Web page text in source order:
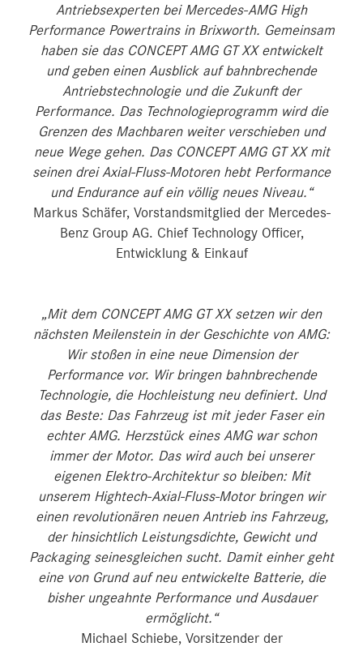
Antriebsexperten bei Mercedes‑AMG High
Performance Powertrains in Brixworth. Gemeinsam
haben sie das CONCEPT AMG GT XX entwickelt
und geben einen Ausblick auf bahnbrechende
Antriebstechnologie und die Zukunft der
Performance. Das Technologieprogramm wird die
Grenzen des Machbaren weiter verschieben und
neue Wege gehen. Das CONCEPT AMG GT XX mit
seinen drei Axial-Fluss-Motoren hebt Performance
und Endurance auf ein völlig neues Niveau.“
Markus Schäfer, Vorstandsmitglied der Mercedes-
Benz Group AG. Chief Technology Officer,
Entwicklung & Einkauf
„Mit dem CONCEPT AMG GT XX setzen wir den
nächsten Meilenstein in der Geschichte von AMG:
Wir stoßen in eine neue Dimension der
Performance vor. Wir bringen bahnbrechende
Technologie, die Hochleistung neu definiert. Und
das Beste: Das Fahrzeug ist mit jeder Faser ein
echter AMG. Herzstück eines AMG war schon
immer der Motor. Das wird auch bei unserer
eigenen Elektro-Architektur so bleiben: Mit
unserem Hightech-Axial-Fluss-Motor bringen wir
einen revolutionären neuen Antrieb ins Fahrzeug,
der hinsichtlich Leistungsdichte, Gewicht und
Packaging seinesgleichen sucht. Damit einher geht
eine von Grund auf neu entwickelte Batterie, die
bisher ungeahnte Performance und Ausdauer
ermöglicht.“
Michael Schiebe, Vorsitzender der